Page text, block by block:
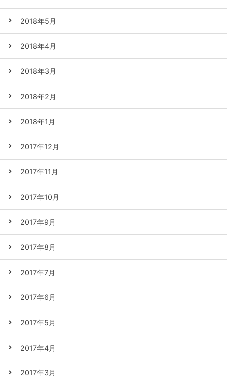
2018年5月
2018年4月
2018年3月
2018年2月
2018年1月
2017年12月
2017年11月
2017年10月
2017年9月
2017年8月
2017年7月
2017年6月
2017年5月
2017年4月
2017年3月